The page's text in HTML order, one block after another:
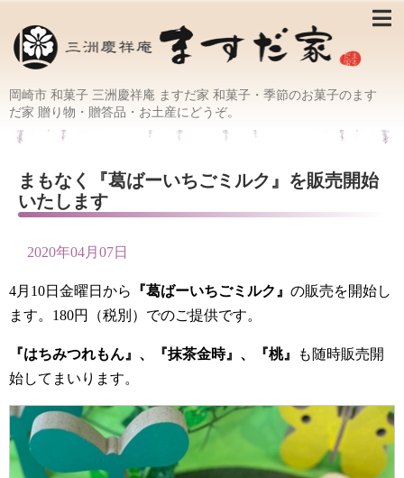
岡崎市 和菓子 三洲慶祥庵 ますだ家 和菓子・季節のお菓子のます
だ家 贈り物・贈答品・お土産にどうぞ。
まもなく『葛ばーいちごミルク』を販売開始
いたします
2020年04月07日
4月10日金曜日から 『葛ばーいちごミルク』 の販売を開始し
ます。180円（税別）でのご提供です。
『はちみつれもん』、『抹茶金時』、『桃』
も随時販売開
始してまいります。